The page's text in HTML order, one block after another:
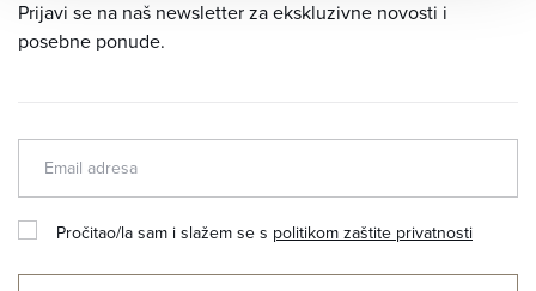
Prijavi se na naš newsletter za ekskluzivne novosti i
posebne ponude.
Pročitao/la sam i slažem se s politikom zaštite privatnosti